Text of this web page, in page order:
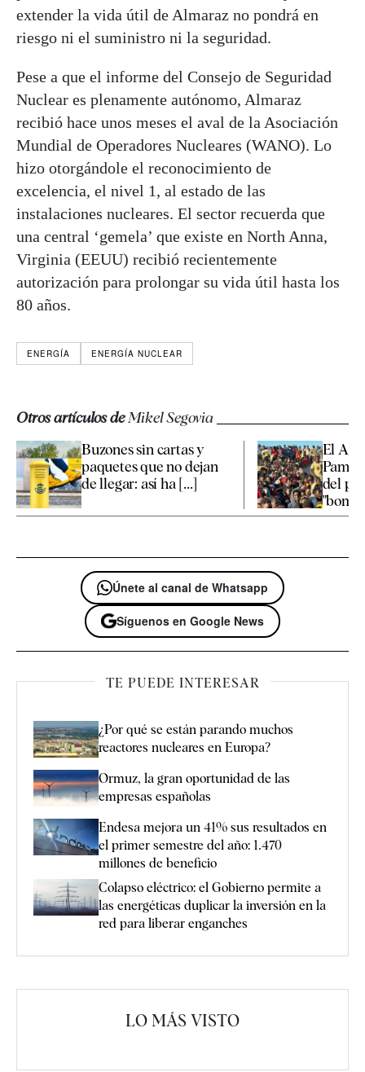
extender la vida útil de Almaraz no pondrá en
riesgo ni el suministro ni la seguridad.
Pese a que el informe del Consejo de Seguridad
Nuclear es plenamente autónomo, Almaraz
recibió hace unos meses el aval de la Asociación
Mundial de Operadores Nucleares (WANO). Lo
hizo otorgándole el reconocimiento de
excelencia, el nivel 1, al estado de las
instalaciones nucleares. El sector recuerda que
una central ‘gemela’ que existe en North Anna,
Virginia (EEUU) recibió recientemente
autorización para prolongar su vida útil hasta los
80 años.
ENERGÍA ENERGÍA NUCLEAR
Otros artículos deMikel Segovia
Buzones sin cartas y
paquetes que no dejan
de llegar: así ha [...]
El
del
Únete al canal de Whatsapp
Síguenos en Google News
TE PUEDE INTERESAR
¿Por qué se están parando muchos
reactores nucleares en Europa?
Ormuz, la gran oportunidad de las
empresas españolas
Endesa mejora un 41% sus resultados en
el primer semestre del año: 1.470
millones de beneficio
Colapso eléctrico: el Gobierno permite a
las energéticas duplicar la inversión en la
red para liberar enganches
LO MÁS VISTO